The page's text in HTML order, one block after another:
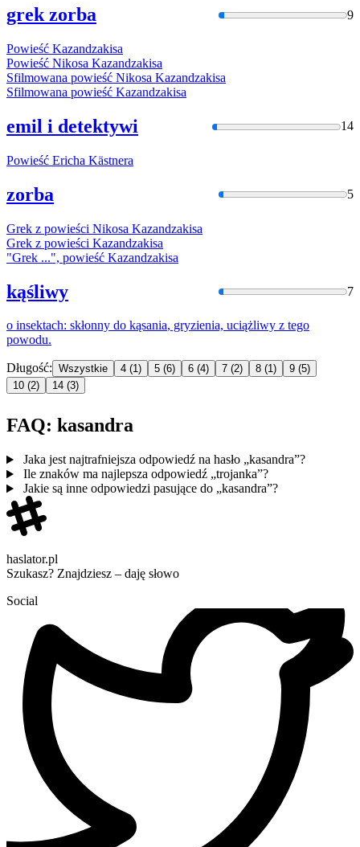
grek zorba 9
Powieść Kazandzakisa
Powieść Nikosa Kazandzakisa
Sfilmowana powieść Nikosa Kazandzakisa
Sfilmowana powieść Kazandzakisa
emil i detektywi 14
Powieść Ericha Kästnera
zorba 5
Grek z powieści Nikosa Kazandzakisa
Grek z powieści Kazandzakisa
"Grek ...", powieść Kazandzakisa
kąśliwy 7
o insektach: skłonny do kąsania, gryzienia, uciążliwy z tego
powodu.
Długość: Wszystkie 4 (1) 5 (6) 6 (4) 7 (2) 8 (1) 9 (5)
10 (2) 14 (3)
FAQ: kasandra
Jaka jest najtrafniejsza odpowiedź na hasło „kasandra”?
Ile znaków ma najlepsza odpowiedź „trojanka”?
Jakie są inne odpowiedzi pasujące do „kasandra”?
haslator.pl
Szukasz? Znajdziesz – daję słowo
Social